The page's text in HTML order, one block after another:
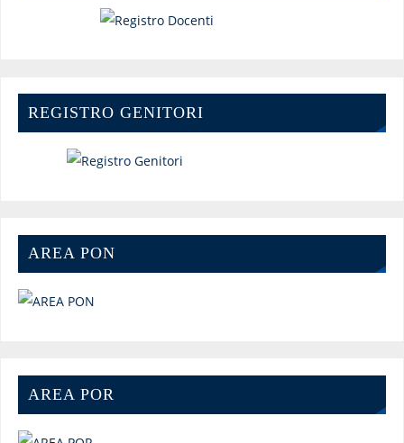
REGISTRO GENITORI
AREA PON
AREA POR